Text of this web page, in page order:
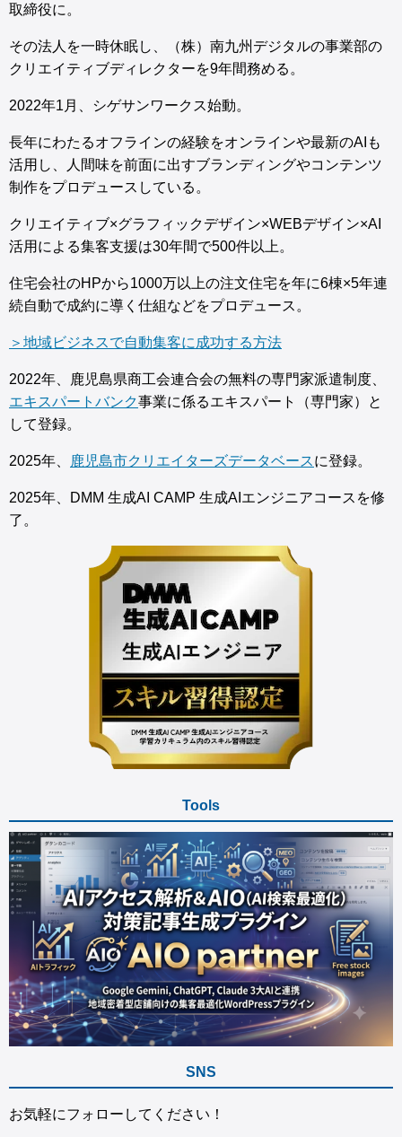
取締役に。
その法人を一時休眠し、（株）南九州デジタルの事業部の
クリエイティブディレクターを9年間務める。
2022年1月、シゲサンワークス始動。
長年にわたるオフラインの経験をオンラインや最新のAIも
活用し、人間味を前面に出すブランディングやコンテンツ
制作をプロデュースしている。
クリエイティブ×グラフィックデザイン×WEBデザイン×AI
活用による集客支援は30年間で500件以上。
住宅会社のHPから1000万以上の注文住宅を年に6棟×5年連
続自動で成約に導く仕組などをプロデュース。
＞地域ビジネスで自動集客に成功する方法
2022年、鹿児島県商工会連合会の無料の専門家派遣制度、
エキスパートバンク事業に係るエキスパート（専門家）と
して登録。
2025年、 鹿児島市クリエイターズデータベースに登録。
2025年、DMM 生成AI CAMP 生成AIエンジニアコースを修
了。
Tools
SNS
お気軽にフォローしてください！